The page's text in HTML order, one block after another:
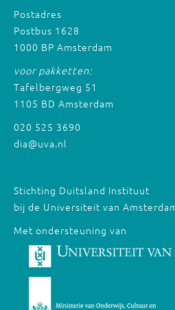
Postadres
Postbus 1628
1000 BP Amsterdam
voor pakketten:
Tafelbergweg 51
1105 BD Amsterdam
020 525 3690
dia@uva.nl
Stichting Duitsland Instituut
bij de Universiteit van
Met ondersteuning van